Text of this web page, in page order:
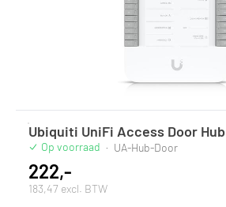
Ubiquiti UniFi Access Door Hub
Op voorraad · UA-Hub-Door
222,-
183,47 excl. BTW